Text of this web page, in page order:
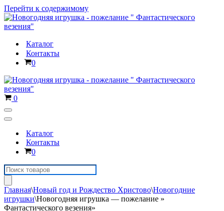
Перейти к содержимому
Каталог
Контакты
Корзина
0
Корзина
0
Меню
навигации
Меню
навигацииКаталог
Контакты
Корзина
0
Поиск
товаров
Главная\Новый год и Рождество Христово\Новогодние
игрушки\Новогодняя игрушка — пожелание »
Фантастического везения»